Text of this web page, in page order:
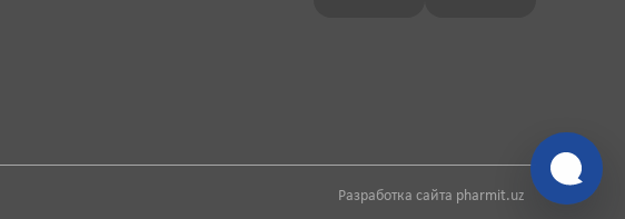
Разработка сайта pharmit.uz